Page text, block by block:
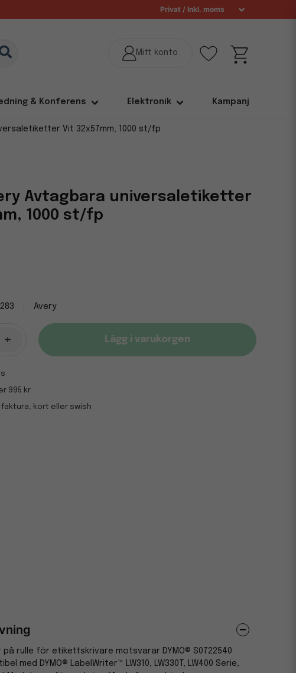
& Konferens Elektronik Kampanj
Vit 32x57mm, 1000 st/fp
Avtagbara universaletiketter
1000 st/fp
Avery
+ Lägg i varukorgen
995 kr
kort eller swish
rulle för etikettskrivare motsvarar DYMO® S0722540
med DYMO® LabelWriter™ LW310, LW330T, LW400 Serie,